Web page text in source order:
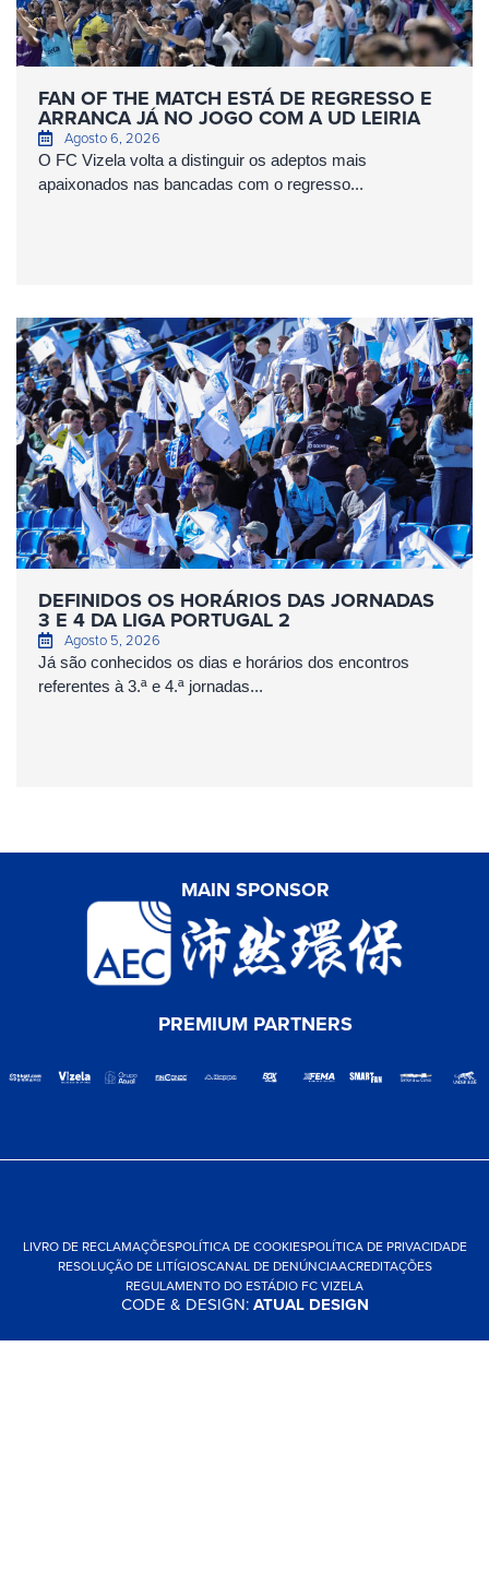
FAN OF THE MATCH ESTÁ DE REGRESSO E
ARRANCA JÁ NO JOGO COM A UD LEIRIA
Agosto 6, 2026
O FC Vizela volta a distinguir os adeptos mais
apaixonados nas bancadas com o regresso...
DEFINIDOS OS HORÁRIOS DAS JORNADAS
3 E 4 DA LIGA PORTUGAL 2
Agosto 5, 2026
Já são conhecidos os dias e horários dos encontros
referentes à 3.ª e 4.ª jornadas...
MAIN SPONSOR
PREMIUM PARTNERS
LIVRO DE RECLAMAÇÕESPOLÍTICA DE COOKIESPOLÍTICA DE PRIVACIDADE
RESOLUÇÃO DE LITÍGIOSCANAL DE DENÚNCIAACREDITAÇÕES
REGULAMENTO DO ESTÁDIO FC VIZELA
CODE & DESIGN:ATUAL DESIGN